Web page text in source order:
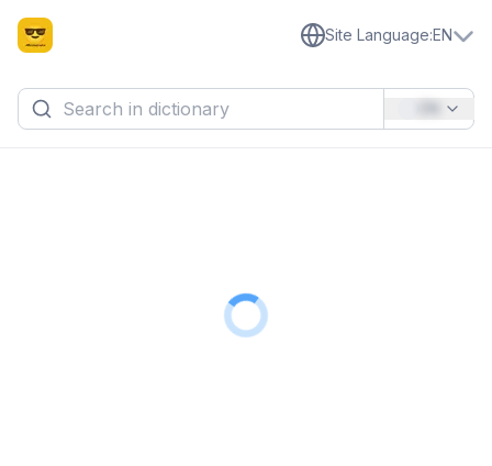
Site Language:EN